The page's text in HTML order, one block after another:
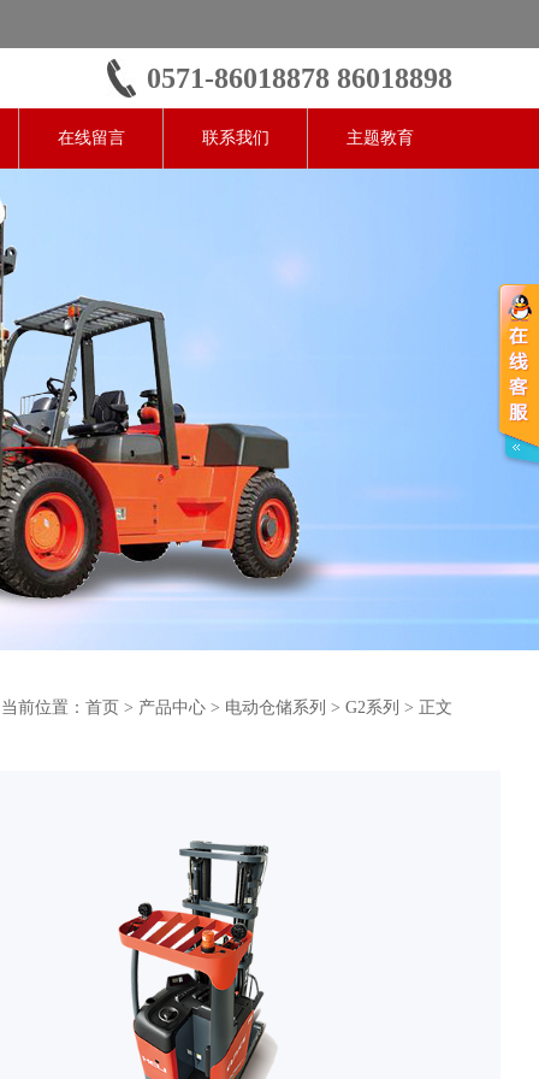
0571-86018878 86018898
在线留言 联系我们 主题教育
当前位置： 首页 > 产品中心 > 电动仓储系列 > G2系列 > 正文